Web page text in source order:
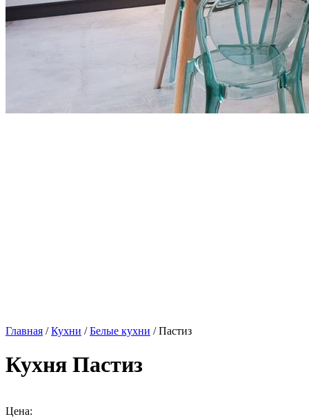
Главная /Кухни /Белые кухни / Пастиз
Кухня Пастиз
Цена: